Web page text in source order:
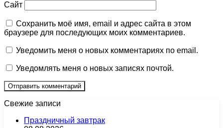
Сайт
Сохранить моё имя, email и адрес сайта в этом
браузере для последующих моих комментариев.
Уведомить меня о новых комментариях по email.
Уведомлять меня о новых записях почтой.
Свежие записи
Праздничный завтрак